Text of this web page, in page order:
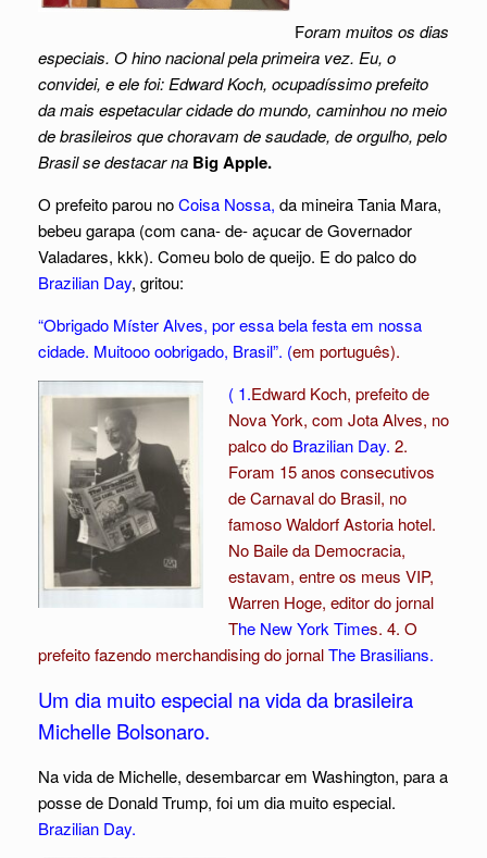
Foram muitos os dias
especiais. O hino nacional pela primeira vez. Eu, o
convidei, e ele foi: Edward Koch, ocupadíssimo prefeito
da mais espetacular cidade do mundo, caminhou no meio
de brasileiros que choravam de saudade, de orgulho, pelo
Brasil se destacar na Big Apple.
O prefeito parou noCoisa Nossa, da mineira Tania Mara,
bebeu garapa (com cana- de- açucar de Governador
Valadares, kkk). Comeu bolo de queijo. E do palco do
Brazilian Day, gritou:
“Obrigado Míster Alves, por essa bela festa em nossa
cidade. Muitooo oobrigado, Brasil”. (em português).
( 1.Edward Koch, prefeito de
Nova York, com Jota Alves, no
palco do Brazilian Day. 2.
Foram 15 anos consecutivos
de Carnaval do Brasil, no
famoso Waldorf Astoria hotel.
No Baile da Democracia,
estavam, entre os meus VIP,
Warren Hoge, editor do jornal
The New York Times. 4. O
prefeito fazendo merchandising do jornalThe Brasilians.
Um dia muito especial na vida da brasileira
Michelle Bolsonaro.
Na vida de Michelle, desembarcar em Washington, para a
posse de Donald Trump, foi um dia muito especial.
Brazilian Day.